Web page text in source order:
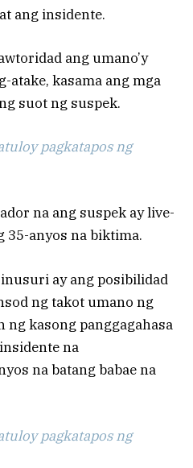
ang insidente.
ang umano’y
atake, kasama ang mga
suot ng suspek.
pagkatapos ng
na ang suspek ay live-
35-anyos na biktima.
ay ang posibilidad
ng takot umano ng
ng kasong panggagahasa
na
na batang babae na
pagkatapos ng